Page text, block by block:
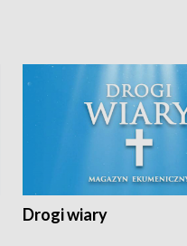
Drogi wiary